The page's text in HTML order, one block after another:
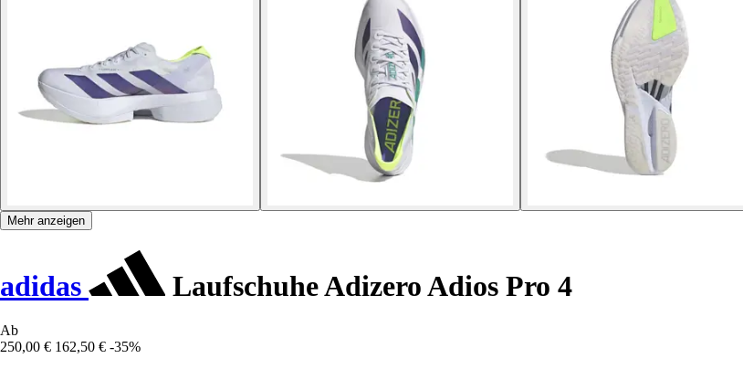
Mehr anzeigen
adidas Laufschuhe Adizero Adios Pro 4
Ab
250,00 € 162,50 € -35%